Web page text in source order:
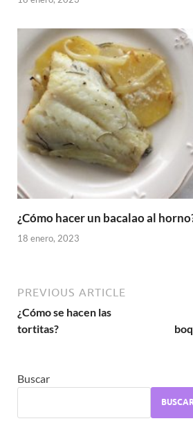
¿Cómo hacer un bacalao al
18 enero, 2023
PREVIOUS ARTICLE
¿Cómo se hacen las
tortitas?
Buscar